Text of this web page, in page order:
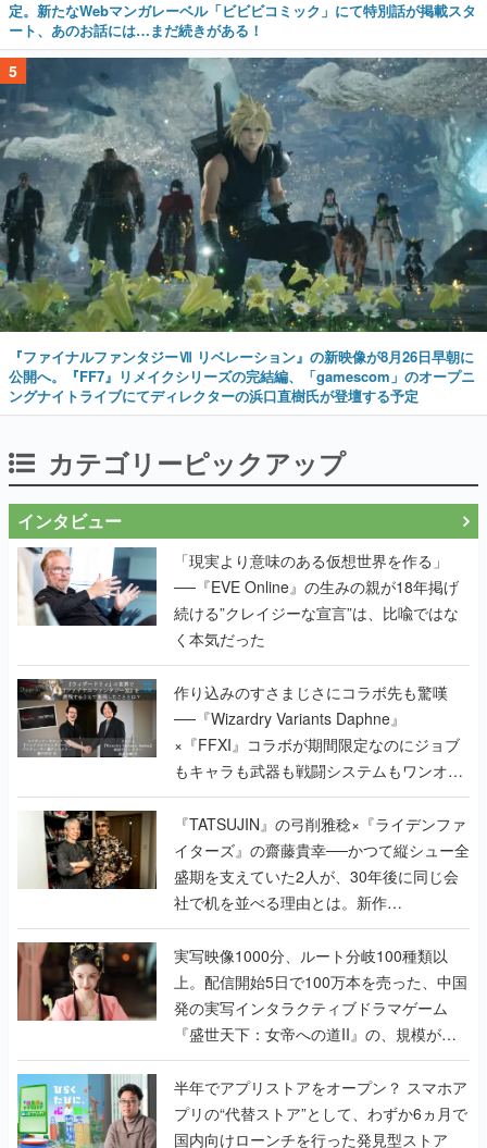
定。新たなWebマンガレーベル「ビビビコミック」にて特別話が掲載スタ
ート、あのお話には…まだ続きがある！
5
『ファイナルファンタジーⅦ リベレーション』の新映像が8月26日早朝に
公開へ。『FF7』リメイクシリーズの完結編、「gamescom」のオープニ
ングナイトライブにてディレクターの浜口直樹氏が登壇する予定
カテゴリーピックアップ
インタビュー
「現実より意味のある仮想世界を作る」
──『EVE Online』の生みの親が18年掲げ
続ける”クレイジーな宣言”は、比喩ではな
く本気だった
作り込みのすさまじさにコラボ先も驚嘆
──『Wizardry Variants Daphne』
×『FFXI』コラボが期間限定なのにジョブ
もキャラも武器も戦闘システムもワンオフ
で作り込まれた理由を両ディレクターに聞
く
『TATSUJIN』の弓削雅稔×『ライデンファ
イターズ』の齋藤貴幸──かつて縦シュー全
盛期を支えていた2人が、30年後に同じ会
社で机を並べる理由とは。新作
『TATSUJIN EXTREME』で初タッグを組
んだレジェンド2人に訊く開発秘話
実写映像1000分、ルート分岐100種類以
上。配信開始5日で100万本を売った、中国
発の実写インタラクティブドラマゲーム
『盛世天下：女帝への道II』の、規模が違
うこだわりをプロデューサーに聞いた
半年でアプリストアをオープン？ スマホア
プリの“代替ストア”として、わずか6ヵ月で
国内向けローンチを行った発見型ストア